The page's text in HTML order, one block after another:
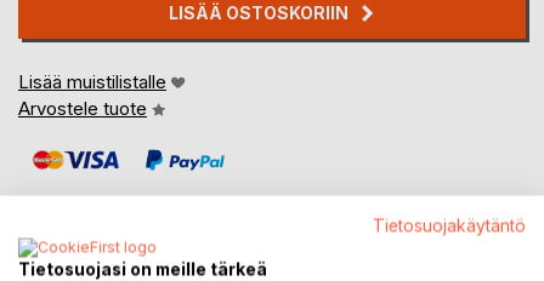
LISÄÄ OSTOSKORIIN
Lisää muistilistalle
Arvostele tuote
Tietosuojakäytäntö
Tietosuojasi on meille tärkeä